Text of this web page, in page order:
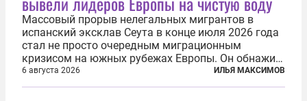
Массовый прорыв нелегальных мигрантов в
испанский эксклав Сеута в конце июля 2026 года
стал не просто очередным миграционным
кризисом на южных рубежах Европы. Он обнажил
фундаментальный раскол внутри Евросоюза,
продемонстрировав, что десятилетиями
6 августа 2026 ИЛЬЯ МАКСИМОВ